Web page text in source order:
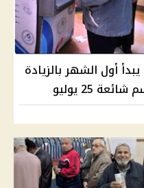
صرف معاشات أغسطس 2026 يبدأ أول الشهر بالزيادة
25 يوليو